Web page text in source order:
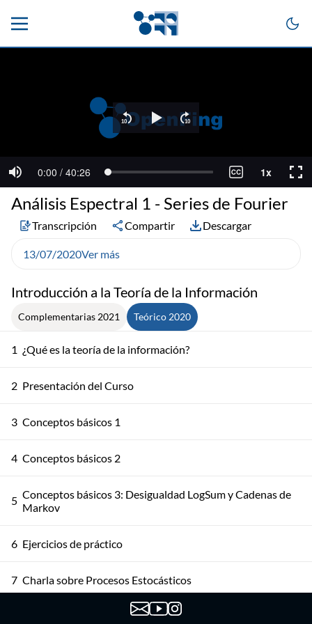
Introducción a la Teoría de la Información
Complementarias 2021 Teórico 2020
1 ¿Qué es la teoría de la información?
2 Presentación del Curso
3 Conceptos básicos 1
4 Conceptos básicos 2
5 Conceptos básicos 3: Desigualdad LogSum y Cadenas de
Markov
6 Ejercicios de práctico
7 Charla sobre Procesos Estocásticos
Ejemplo de Cadena de Markov
Análisis Espectral 1 - Series de Fourier
Transcripción Compartir Descargar
13/07/2020Ver más